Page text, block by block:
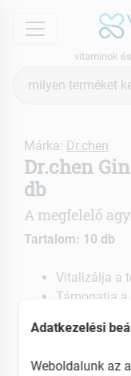
menu
vitaminok
keresés
Márka: Dr.chen
Dr.chen
db
A megfelelő
Tartalom: 10 db
Vitalizálja a
Támogatja a
Adatkezelési
Weboldalunk az